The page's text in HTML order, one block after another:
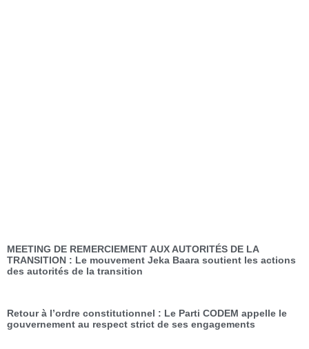
MEETING DE REMERCIEMENT AUX AUTORITÉS DE LA
TRANSITION : Le mouvement Jeka Baara soutient les actions
des autorités de la transition
Retour à l’ordre constitutionnel : Le Parti CODEM appelle le
gouvernement au respect strict de ses engagements